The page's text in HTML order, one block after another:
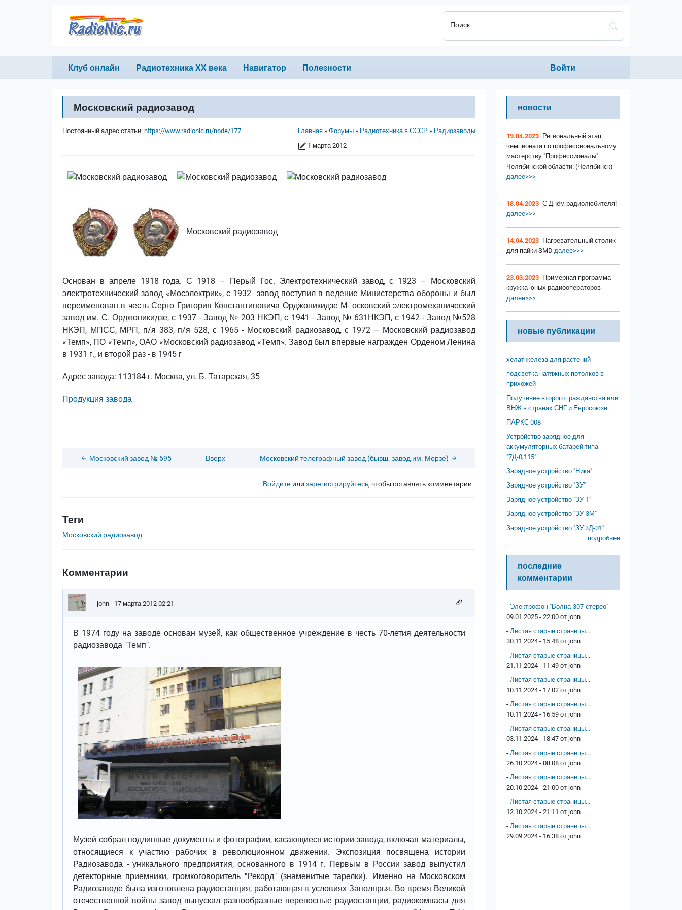
Поиск
Primary links
Клуб онлайн Радиотехника ХХ века Навигатор Полезности
Anonumous menu
Войти
Московский радиозавод
Строка навигации
Главная Форумы Радиотехника в СССР
Радиозаводы
1 марта 2012
Постоянный адрес статьи: https://www.radionic.ru/node/177
Московский радиозавод
Основан в апреле 1918 года. С 1918 – Перый Гос. Электротехнический завод, с 1923 – Московский
электротехнический завод «Мосэлектрик», с 1932 завод поступил в ведение Министерства обороны и был
переименован в честь Серго Григория Константиновича Орджоникидзе М- осковский электромеханический
завод им. С. Орджоникидзе, с 1937 - Завод № 203 НКЭП, с 1941 - Завод № 631НКЭП, с 1942 - Завод №528
НКЭП, МПСС, МРП, п/я 383, п/я 528, с 1965 - Московский радиозавод, с 1972 – Московский радиозавод
«Темп», ПО «Темп», ОАО «Московский радиозавод «Темп». Завод был впервые награжден Орденом Ленина
в 1931 г., и второй раз - в 1945 г
Адрес завода: 113184 г. Москва, ул. Б. Татарская, 35
Продукция завода
Московский завод № 695 Вверх Московский телеграфный завод (бывш. завод им. Морзе)
Войдитеили зарегистрируйтесь, чтобы оставлять комментарии
Теги
Московский радиозавод
Комментарии
john - 17 марта 2012 02:21
В 1974 году на заводе основан музей, как общественное учреждение в честь 70-летия деятельности
радиозавода "Темп".
Музей собрал подлинные документы и фотографии, касающиеся истории завода, включая материалы,
относящиеся к участию рабочих в революционном движении. Экспозиция посвящена истории
Радиозавода - уникального предприятия, основанного в 1914 г. Первым в России завод выпустил
детекторные приемники, громкоговоритель "Рекорд" (знаменитые тарелки). Именно на Московском
Радиозаводе была изготовлена радиостанция, работающая в условиях Заполярья. Во время Великой
отечественной войны завод выпускал разнообразные переносные радиостанции, радиокомпасы для
новости
19.04.2023 Региональный этап
чемпионата по профессиональному
мастерству "Профессионалы"
Челябинской области. (Челябинск)
далее>>>
18.04.2023 С Днём радиолюбителя!
далее>>>
14.04.2023 Нагревательный столик
для пайки SMD далее>>>
23.03.2023 Примерная программа
кружка юных радиооператоров
далее>>>
новые публикации
хелат железа для растений
подсветка натяжных потолков в
прихожей
Получение второго гражданства или
ВНЖ в странах СНГ и Евросоюзе
ПАРКС 008
Устройство зарядное для
аккумуляторных батарей типа
"7Д-0,115"
Зарядное устройство "Ника"
Зарядное устройство "ЗУ"
Зарядное устройство "ЗУ-1"
Зарядное устройство "ЗУ-3М"
Зарядное устройство "ЗУ 3Д-01"
подробнее
последние
комментарии
- Электрофон "Волна-307-стерео"
09.01.2025 - 22:00 от john
- Листая старые страницы...
30.11.2024 - 15:48 от john
- Листая старые страницы...
21.11.2024 - 11:49 от john
- Листая старые страницы...
10.11.2024 - 17:02 от john
- Листая старые страницы...
10.11.2024 - 16:59 от john
- Листая старые страницы...
03.11.2024 - 18:47 от john
- Листая старые страницы...
26.10.2024 - 08:08 от john
- Листая старые страницы...
20.10.2024 - 21:00 от john
- Листая старые страницы...
12.10.2024 - 21:11 от john
- Листая старые страницы...
29.09.2024 - 16:38 от john